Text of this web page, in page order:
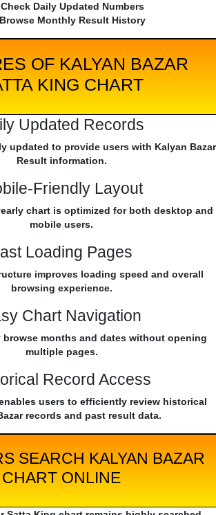
Check Daily Updated Numbers
Browse Monthly Result History
OF KALYAN BAZAR
KING CHART
Updated Records
updated to provide users with Kalyan Bazar
Result information.
Friendly Layout
chart is optimized for both desktop and
mobile users.
Loading Pages
improves loading speed and overall
browsing experience.
Chart Navigation
browse months and dates without opening
multiple pages.
Record Access
users to efficiently review historical
records and past result data.
SEARCH KALYAN BAZAR
CHART ONLINE